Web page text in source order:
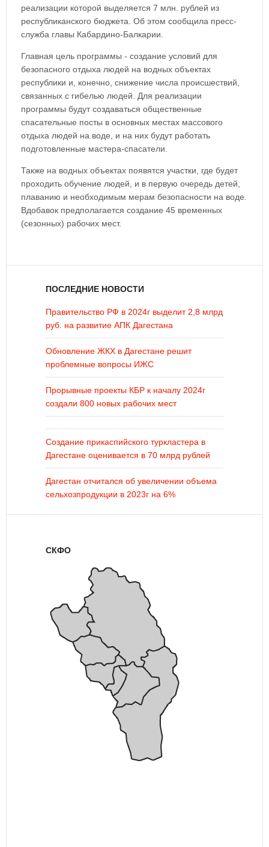
реализации которой выделяется 7 млн. рублей из
республиканского бюджета. Об этом сообщила пресс-
служба главы Кабардино-Балкарии.
Главная цель программы - создание условий для
безопасного отдыха людей на водных объектах
республики и, конечно, снижение числа происшествий,
связанных с гибелью людей. Для реализации
программы будут создаваться общественные
спасательные посты в основных местах массового
отдыха людей на воде, и на них будут работать
подготовленные мастера-спасатели.
Также на водных объектах появятся участки, где будет
проходить обучение людей, и в первую очередь детей,
плаванию и необходимым мерам безопасности на воде.
Вдобавок предполагается создание 45 временных
(сезонных) рабочих мест.
ПОСЛЕДНИЕ НОВОСТИ
Правительство РФ в 2024г выделит 2,8 млрд
руб. на развитие АПК Дагестана
Обновление ЖКХ в Дагестане решит
проблемные вопросы ИЖС
Прорывные проекты КБР к началу 2024г
создали 800 новых рабочих мест
Создание прикаспийского туркластера в
Дагестане оценивается в 70 млрд рублей
Дагестан отчитался об увеличении объема
сельхозпродукции в 2023г на 6%
СКФО